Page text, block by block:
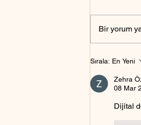
Askerlik
olmalıdır?
Bir yorum
Sırala: En Yeni
Zehra
08 Mar
Dijital